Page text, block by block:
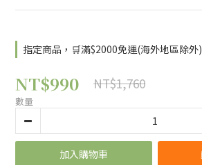
指定商品，🛒滿$2000免運(海外地區除外)
NT$990 NT$1,760
數量
加入購物車